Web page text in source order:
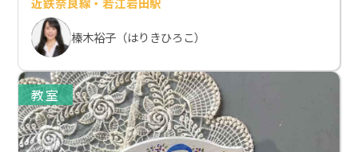
榛木裕子（はりきひろこ）
教室